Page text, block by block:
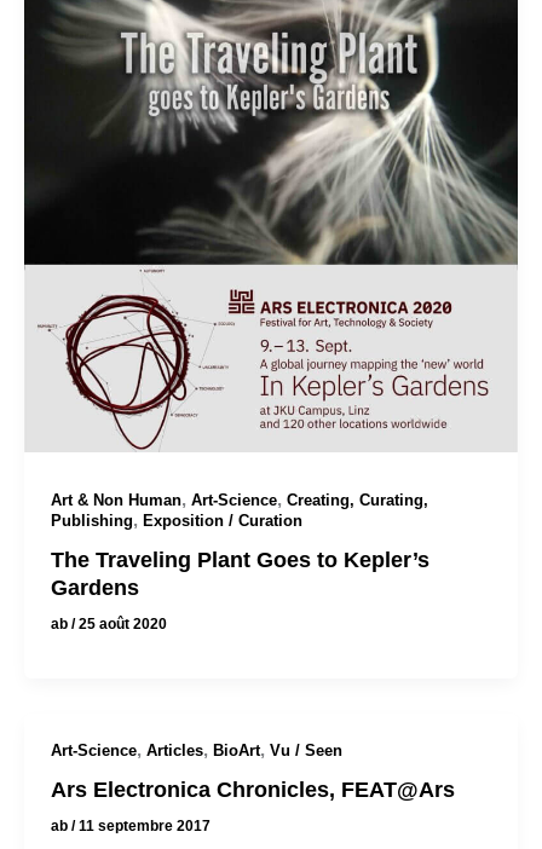
Art & Non Human, Art-Science, Creating, Curating,
Publishing, Exposition / Curation
The Traveling Plant Goes to Kepler’s
Gardens
ab /25 août 2020
Art-Science, Articles, BioArt, Vu / Seen
Ars Electronica Chronicles, FEAT@Ars
ab /11 septembre 2017